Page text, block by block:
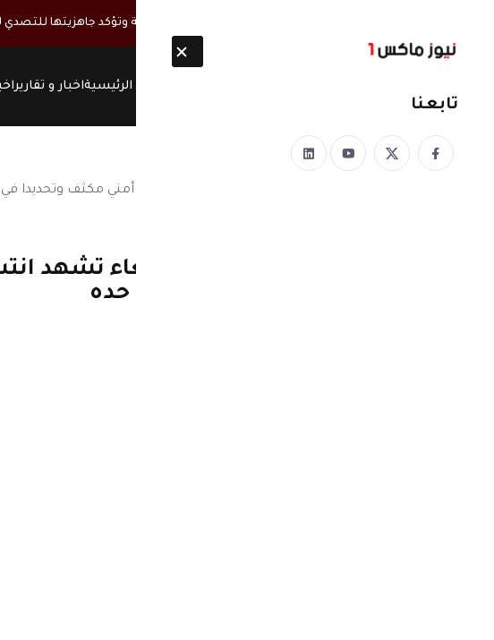
الرئيسيةاخبار و تقارير
تابعنا
وردنا الان: العاصمة صنعاء تشهد
في عصر والستين وشارع حده ‏